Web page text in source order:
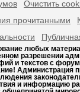
Очистить
прочитанными